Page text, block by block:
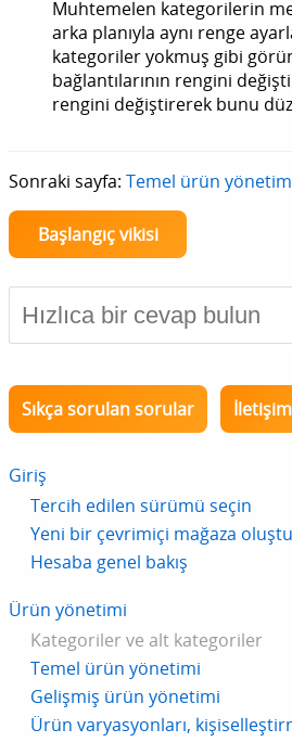
Muhtemelen kategorilerin
arka planıyla aynı renge
kategoriler yokmuş gibi
bağlantılarının rengini
rengini değiştirerek bunu
Sonraki sayfa: Temel ürün
Başlangıç vikisi
Sıkça sorulan sorular İletişim
Giriş
Tercih edilen sürümü seçin
Yeni bir çevrimiçi mağaza
Hesaba genel bakış
Ürün yönetimi
Kategoriler ve alt kategoriler
Temel ürün yönetimi
Gelişmiş ürün yönetimi
Ürün varyasyonları,